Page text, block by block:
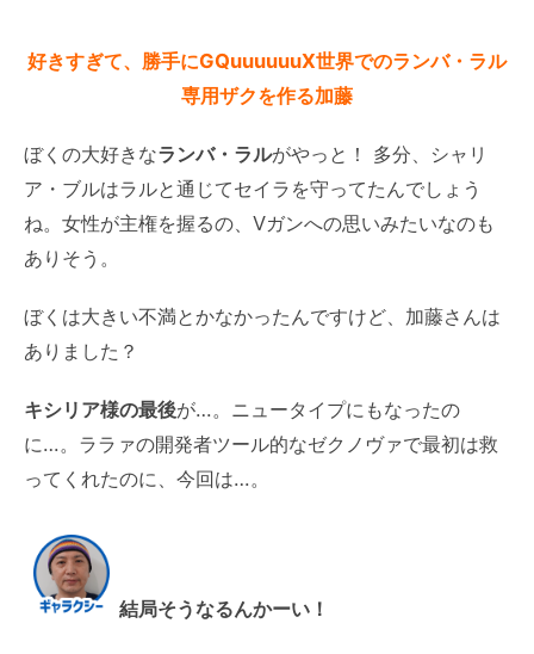
好きすぎて、勝手にGQuuuuuuX世界でのランバ・ラル
専用ザクを作る加藤
ぼくの大好きなランバ・ラルがやっと！ 多分、シャリ
ア・ブルはラルと通じてセイラを守ってたんでしょう
ね。女性が主権を握るの、Vガンへの思いみたいなのも
ありそう。
ぼくは大きい不満とかなかったんですけど、加藤さんは
ありました？
キシリア様の最後が…。ニュータイプにもなったの
に…。ララァの開発者ツール的なゼクノヴァで最初は救
ってくれたのに、今回は…。
結局そうなるんかーい！